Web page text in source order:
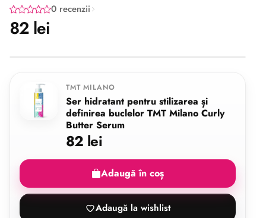
0 recenzii
82 lei
Share
TMT MILANO
Ser hidratant pentru stilizarea și
definirea buclelor TMT Milano Curly
Butter Serum
82 lei
Adaugă în coș
Adaugă la wishlist